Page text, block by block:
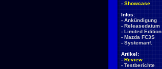
- Showcase
Infos:
- Ankündigung
- Releasedatum
- Limited Edition
- Mazda FC3S
- Systemanf.
Artikel:
- Review
- Testberichte